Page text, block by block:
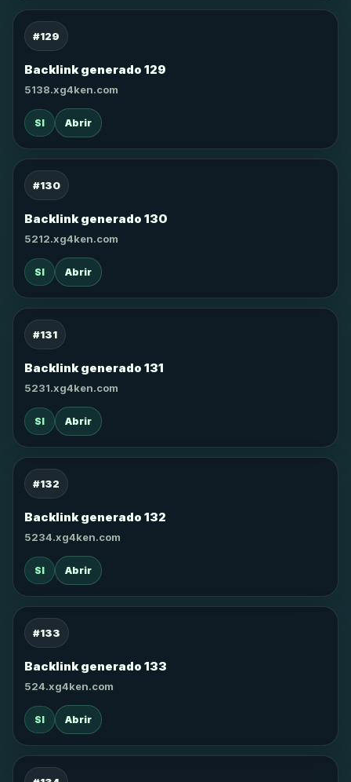
#129
Backlink generado 129
5138.xg4ken.com
SI Abrir
#130
Backlink generado 130
5212.xg4ken.com
SI Abrir
#131
Backlink generado 131
5231.xg4ken.com
SI Abrir
#132
Backlink generado 132
5234.xg4ken.com
SI Abrir
#133
Backlink generado 133
524.xg4ken.com
SI Abrir